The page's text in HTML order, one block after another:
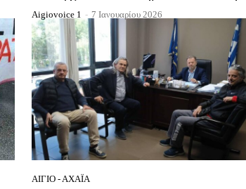
Aigiovoice 1 - 7 Ιανουαρίου 2026
ΑΊΓΙΟ - ΑΧΑΪ́Α